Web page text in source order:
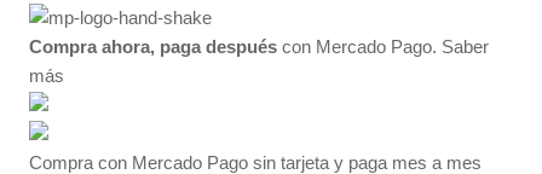
hasta
$135.00
Compra ahora, paga después con Mercado Pago. Saber
más
Compra con Mercado Pago sin tarjeta y paga mes a mes